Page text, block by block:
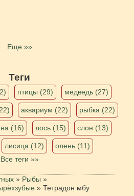
Еще »»
Теги
птицы (29) медведь (27)
аквариум (22) рыбка (22)
(16) лось (15) слон (13)
лисица (12)
олень (11)
Все теги »»
» Рыбы »
» Тетрадон мбу